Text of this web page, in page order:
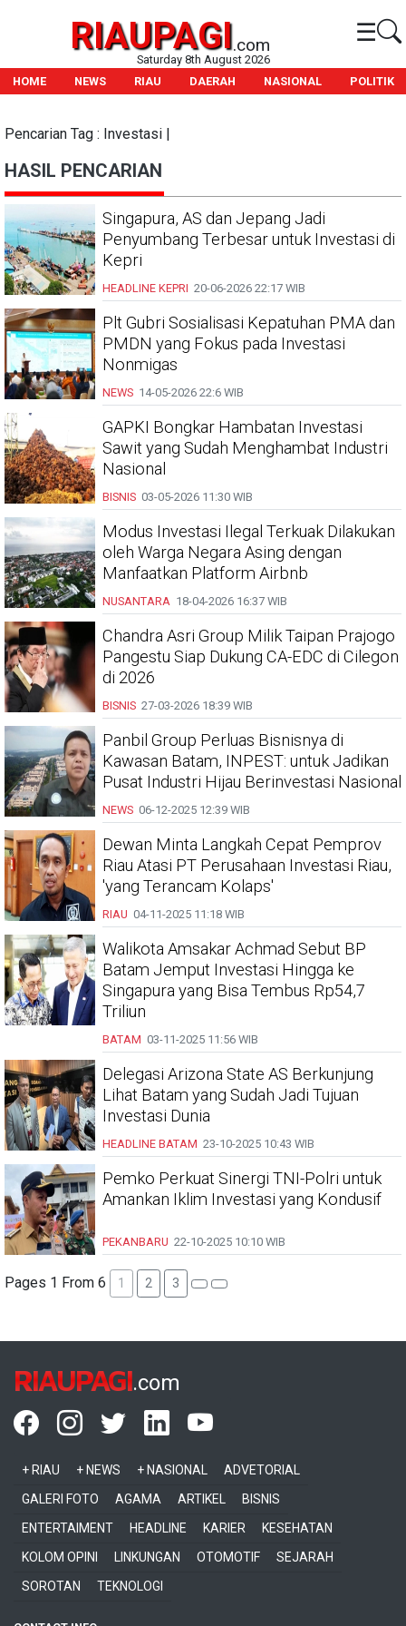
RIAUPAGI.com ☰
Saturday 8th August 2026
HOME
NEWS RIAU DAERAH NASIONAL POLITIK
Pencarian Tag : Investasi |
HASIL PENCARIAN
Singapura, AS dan Jepang Jadi
Penyumbang Terbesar untuk Investasi di
Kepri
HEADLINE KEPRI 20-06-2026 22:17 WIB
Plt Gubri Sosialisasi Kepatuhan PMA dan
PMDN yang Fokus pada Investasi
Nonmigas
NEWS 14-05-2026 22:6 WIB
GAPKI Bongkar Hambatan Investasi
Sawit yang Sudah Menghambat Industri
Nasional
BISNIS 03-05-2026 11:30 WIB
Modus Investasi Ilegal Terkuak Dilakukan
oleh Warga Negara Asing dengan
Manfaatkan Platform Airbnb
NUSANTARA 18-04-2026 16:37 WIB
Chandra Asri Group Milik Taipan Prajogo
Pangestu Siap Dukung CA-EDC di Cilegon
di 2026
BISNIS 27-03-2026 18:39 WIB
Panbil Group Perluas Bisnisnya di
Kawasan Batam, INPEST: untuk Jadikan
Pusat Industri Hijau Berinvestasi Nasional
NEWS 06-12-2025 12:39 WIB
Dewan Minta Langkah Cepat Pemprov
Riau Atasi PT Perusahaan Investasi Riau,
'yang Terancam Kolaps'
RIAU 04-11-2025 11:18 WIB
Walikota Amsakar Achmad Sebut BP
Batam Jemput Investasi Hingga ke
Singapura yang Bisa Tembus Rp54,7
Triliun
BATAM 03-11-2025 11:56 WIB
Delegasi Arizona State AS Berkunjung
Lihat Batam yang Sudah Jadi Tujuan
Investasi Dunia
HEADLINE BATAM 23-10-2025 10:43 WIB
Pemko Perkuat Sinergi TNI-Polri untuk
Amankan Iklim Investasi yang Kondusif
PEKANBARU 22-10-2025 10:10 WIB
Pages 1 From 6 1 2 3
RIAUPAGI.com
+ RIAU + NEWS + NASIONAL
ADVETORIAL
GALERI FOTO
AGAMA ARTIKEL
BISNIS
ENTERTAIMENT
HEADLINE KARIER
KESEHATAN
KOLOM OPINI
LINKUNGAN OTOMOTIF
SEJARAH
SOROTAN
TEKNOLOGI